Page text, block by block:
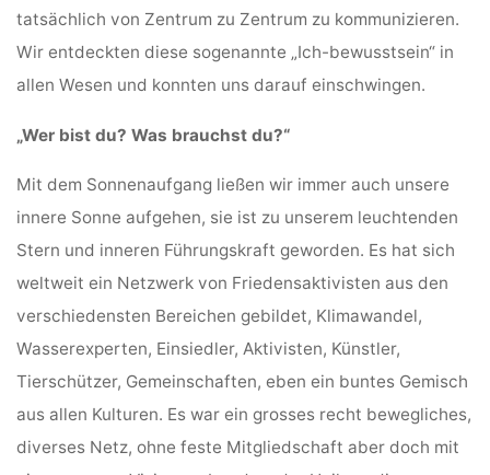
tatsächlich von Zentrum zu Zentrum zu kommunizieren.
Wir entdeckten diese sogenannte „Ich-bewusstsein“ in
allen Wesen und konnten uns darauf einschwingen.
„Wer bist du? Was brauchst du?“
Mit dem Sonnenaufgang ließen wir immer auch unsere
innere Sonne aufgehen, sie ist zu unserem leuchtenden
Stern und inneren Führungskraft geworden. Es hat sich
weltweit ein Netzwerk von Friedensaktivisten aus den
verschiedensten Bereichen gebildet, Klimawandel,
Wasserexperten, Einsiedler, Aktivisten, Künstler,
Tierschützer, Gemeinschaften, eben ein buntes Gemisch
aus allen Kulturen. Es war ein grosses recht bewegliches,
diverses Netz, ohne feste Mitgliedschaft aber doch mit